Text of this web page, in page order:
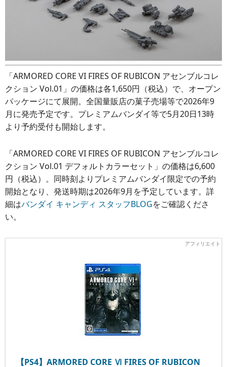
「ARMORED CORE VI FIRES OF RUBICON アセンブルコレ
クション Vol.01」の価格は各1,650円（税込）で、オープン
パッケージにて展開。全国量販店の菓子売場等で2026年9
月に発売予定です。プレミアムバンダイ等で5月20日13時
より予約受付も開始します。
「ARMORED CORE VI FIRES OF RUBICON アセンブルコレ
クション Vol.01 デフォルトカラーセット」の価格は6,600
円（税込）。同時刻よりプレミアムバンダイ限定での予約
開始となり、発送時期は2026年9月を予定しています。詳
細はバンダイ キャンディ スタッフBLOGをご確認くださ
い。
【PS4】ARMORED CORE Ⅵ FIRES OF RUBICON